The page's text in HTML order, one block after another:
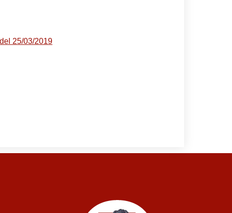
25/03/2019